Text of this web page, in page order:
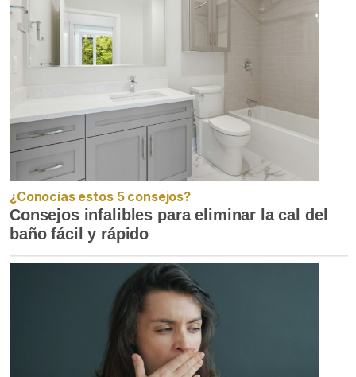
¿Conocías estos 5 consejos?
Consejos infalibles para eliminar la cal del
baño fácil y rápido